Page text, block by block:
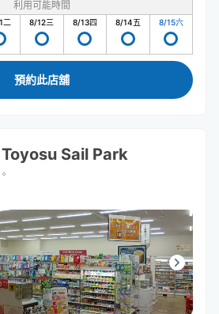
利用可能時間
二 8/12三 8/13四 8/14五 8/15六
預約此店舖
Sail Park